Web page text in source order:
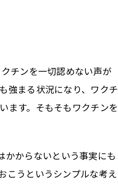
チンを一切認めない声が
強まる状況になり、ワクチ
ます。そもそもワクチンを
からないという事実にも
こうというシンプルな考え